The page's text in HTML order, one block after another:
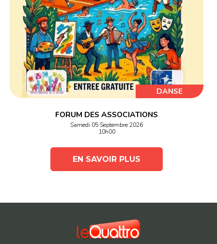
DANSE
FORUM DES ASSOCIATIONS
Samedi 05 Septembre 2026
10h00
EN SAVOIR PLUS